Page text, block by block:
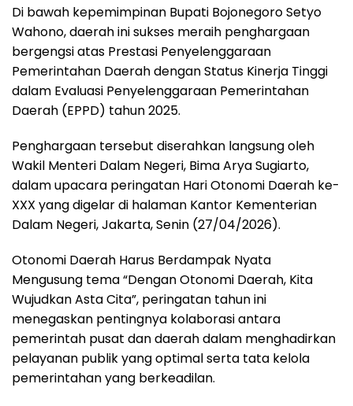
Di bawah kepemimpinan Bupati Bojonegoro Setyo
Wahono, daerah ini sukses meraih penghargaan
bergengsi atas Prestasi Penyelenggaraan
Pemerintahan Daerah dengan Status Kinerja Tinggi
dalam Evaluasi Penyelenggaraan Pemerintahan
Daerah (EPPD) tahun 2025.
Penghargaan tersebut diserahkan langsung oleh
Wakil Menteri Dalam Negeri, Bima Arya Sugiarto,
dalam upacara peringatan Hari Otonomi Daerah ke-
XXX yang digelar di halaman Kantor Kementerian
Dalam Negeri, Jakarta, Senin (27/04/2026).
Otonomi Daerah Harus Berdampak Nyata
Mengusung tema “Dengan Otonomi Daerah, Kita
Wujudkan Asta Cita”, peringatan tahun ini
menegaskan pentingnya kolaborasi antara
pemerintah pusat dan daerah dalam menghadirkan
pelayanan publik yang optimal serta tata kelola
pemerintahan yang berkeadilan.